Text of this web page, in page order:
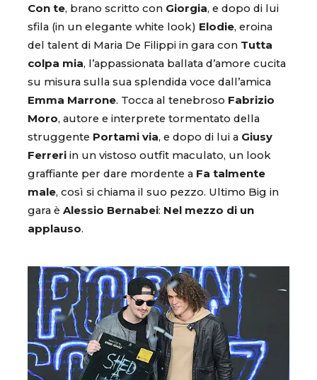
Con te, brano scritto con Giorgia, e dopo di lui
sfila (in un elegante white look) Elodie, eroina
del talent di Maria De Filippi in gara con Tutta
colpa mia, l’appassionata ballata d’amore cucita
su misura sulla sua splendida voce dall’amica
Emma Marrone. Tocca al tenebroso Fabrizio
Moro, autore e interprete tormentato della
struggente Portami via, e dopo di lui a Giusy
Ferreri in un vistoso outfit maculato, un look
graffiante per dare mordente a Fa talmente
male, così si chiama il suo pezzo. Ultimo Big in
gara è Alessio Bernabei: Nel mezzo di un
applauso.